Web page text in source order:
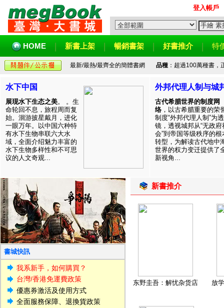
登入帳戶
HOME 新書上架 暢銷書架 好書推介 特
最新/最熱/最齊全的簡體書網 品種：超過100萬種書，
水下中国
展现水下生态之美。 。生
命轮回不息，旅程周而复
始。洄游披星戴月，进化
一眼万年。以中国六种特
有水下生物串联六大水
域，全面介绍魅力丰富的
水下生物多样性和不可思
议的人文奇观...
外邦代理人制与城
古代希腊世界的制度网
络 ，以古希腊重要的荣
制度“外邦代理人制”为透
镜，透视城邦从“无政府
会”到帝国等级秩序的根
转型，为解读古代地中
世界的权力变迁提供了
新视角...
書城快訊
我系新手，如何購買？
台灣/香港免運費政策
優惠券激活及使用方式
全面服務保障、退換貨政策
新書推介
东野圭吾：解忧杂货店 放